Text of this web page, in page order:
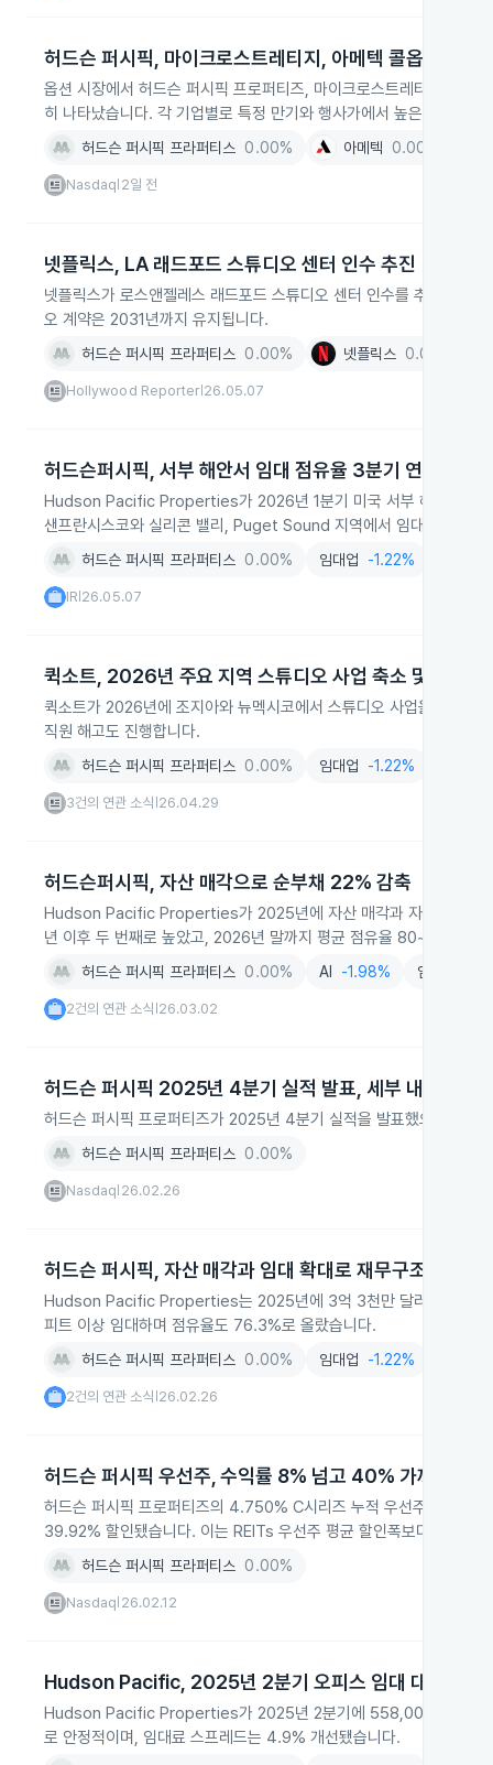
허드슨 퍼시픽, 마이크로스트레티지, 아메텍 콜옵션 활발
옵션 시장에서 허드슨 퍼시픽 프로퍼티즈, 마이크로스트레티지, 아
히 나타났습니다. 각 기업별로 특정 만기와 행사가에서 높은 거래량이
허드슨 퍼시픽 프라퍼티스 0.00% 아메텍 0.00%
Nasdaq 2일 전
넷플릭스, LA 래드포드 스튜디오 센터 인수 추진
넷플릭스가 로스앤젤레스 래드포드 스튜디오 센터 인수를 추진하며
오 계약은 2031년까지 유지됩니다.
허드슨 퍼시픽 프라퍼티스 0.00% 넷플릭스 0.00%
Hollywood Reporter 26.05.07
허드슨퍼시픽, 서부 해안서 임대 점유율 3분기 연속 상승
Hudson Pacific Properties가 2026년 1분기 미국 서부 해안 주요
샌프란시스코와 실리콘 밸리, Puget Sound 지역에서 임대 수요가
허드슨 퍼시픽 프라퍼티스 0.00% 임대업 -1.22%
IR 26.05.07
퀵소트, 2026년 주요 지역 스튜디오 사업 축소 및 직원
퀵소트가 2026년에 조지아와 뉴멕시코에서 스튜디오 사업을 중단하
직원 해고도 진행합니다.
허드슨 퍼시픽 프라퍼티스 0.00% 임대업 -1.22%
3건의 연관 소식 26.04.29
허드슨퍼시픽, 자산 매각으로 순부채 22% 감축
Hudson Pacific Properties가 2025년에 자산 매각과 자본 거래로
년 이후 두 번째로 높았고, 2026년 말까지 평균 점유율 80~82%를
허드슨 퍼시픽 프라퍼티스 0.00% AI -1.98% 임대업
2건의 연관 소식 26.03.02
허드슨 퍼시픽 2025년 4분기 실적 발표, 세부 내용 미공
허드슨 퍼시픽 프로퍼티즈가 2025년 4분기 실적을 발표했으나 구체
허드슨 퍼시픽 프라퍼티스 0.00%
Nasdaq 26.02.26
허드슨 퍼시픽, 자산 매각과 임대 확대로 재무구조 개선
Hudson Pacific Properties는 2025년에 3억 3천만 달러 규모 자산
피트 이상 임대하며 점유율도 76.3%로 올랐습니다.
허드슨 퍼시픽 프라퍼티스 0.00% 임대업 -1.22%
2건의 연관 소식 26.02.26
허드슨 퍼시픽 우선주, 수익률 8% 넘고 40% 가까이 할인
허드슨 퍼시픽 프로퍼티즈의 4.750% C시리즈 누적 우선주가 2026
39.92% 할인됐습니다. 이는 REITs 우선주 평균 할인폭보다 큽니다.
허드슨 퍼시픽 프라퍼티스 0.00%
Nasdaq 26.02.12
Hudson Pacific, 2025년 2분기 오피스 임대 대폭 증가
Hudson Pacific Properties가 2025년 2분기에 558,000평방피트
로 안정적이며, 임대료 스프레드는 4.9% 개선됐습니다.